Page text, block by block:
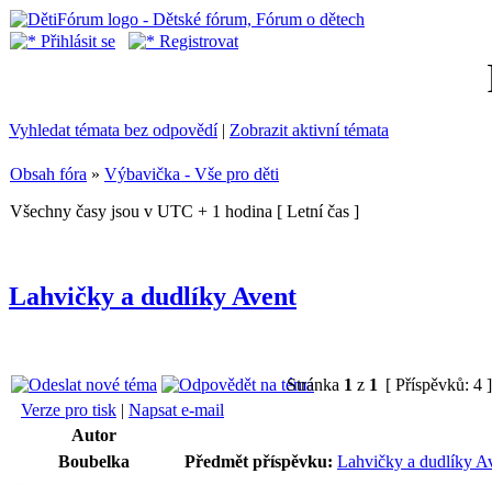
Přihlásit se Registrovat
Vyhledat témata bez odpovědí| Zobrazit aktivní témata
Obsah fóra » Výbavička - Vše pro děti
Všechny časy jsou v UTC + 1 hodina [ Letní čas ]
Lahvičky a dudlíky Avent
Stránka 1 z 1 [ Příspěvků: 4
Verze pro tisk | Napsat e-mail
Autor
Boubelka
Předmět příspěvku: Lahvičky a dudlíky